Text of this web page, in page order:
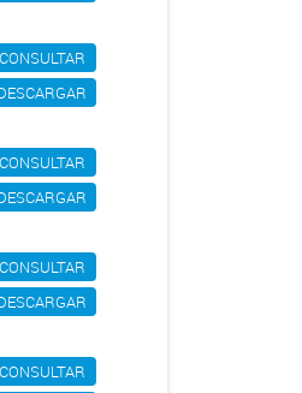
CONSULTAR
CONSULTAR
CONSULTAR
CONSULTAR